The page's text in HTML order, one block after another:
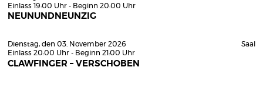
Einlass 19:00 Uhr - Beginn 20:00 Uhr
NEUNUNDNEUNZIG
Dienstag, den 03. November 2026
Einlass 20:00 Uhr - Beginn 21:00 Uhr
CLAWFINGER – VERSCHOBEN
Saal